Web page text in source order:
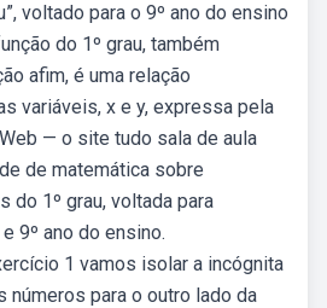
voltado para o 9º ano do ensino
do 1º grau, também
afim, é uma relação
variáveis, x e y, expressa pela
— o site tudo sala de aula
de matemática sobre
do 1º grau, voltada para
9º ano do ensino.
1 vamos isolar a incógnita
números para o outro lado da